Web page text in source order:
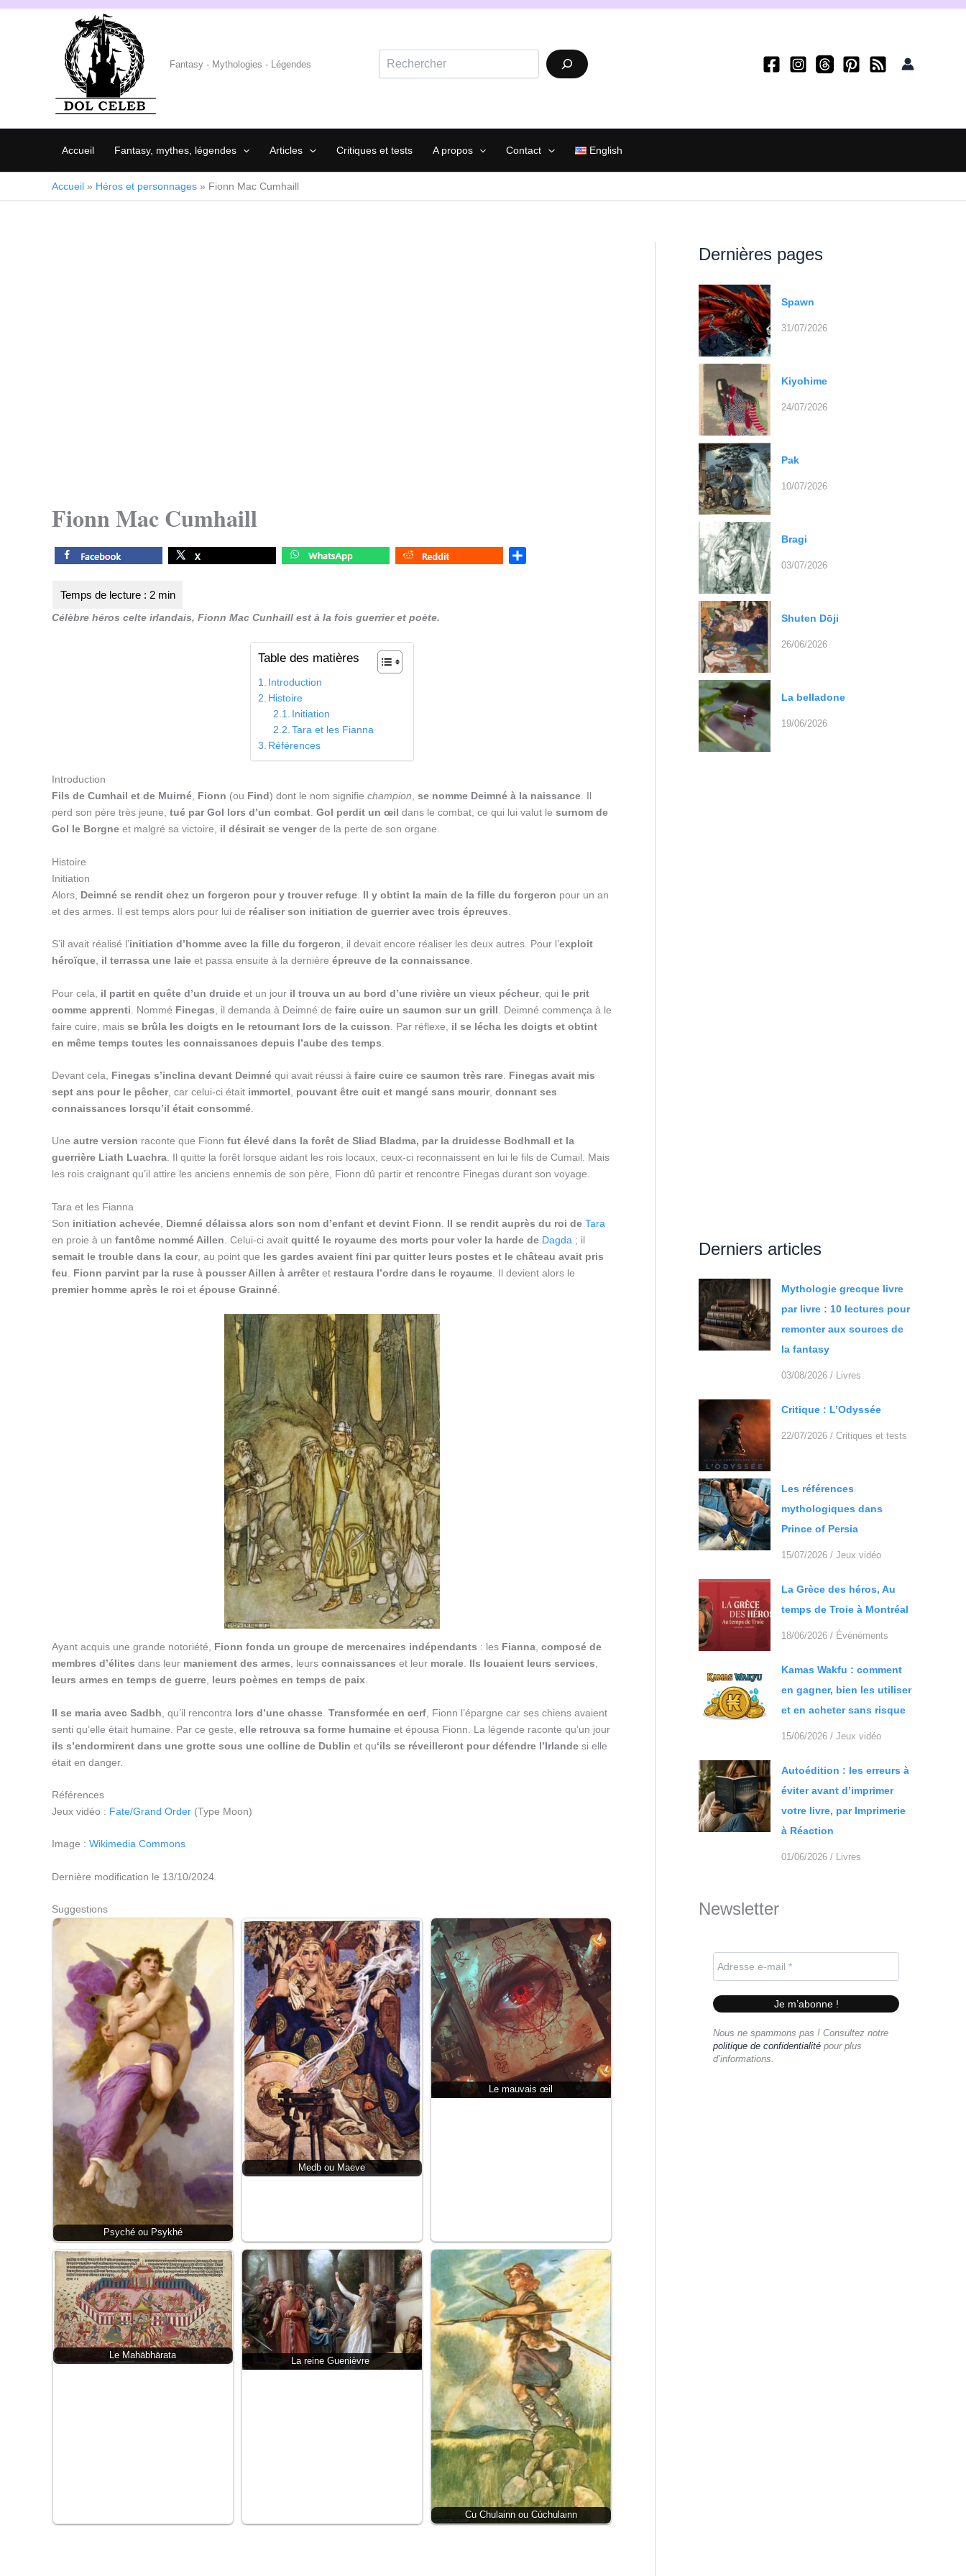
Aller
Fantasy - Mythologies - Légendes
Accueil Fantasy, mythes, légendes Articles Critiques et tests A propos Contact English
Accueil » Héros et personnages » Fionn Mac Cumhaill
Fionn Mac Cumhaill
Célèbre héros celte irlandais, Fionn Mac Cunhaill est à la fois guerrier et poète.
Table des matières
Introduction
Histoire
Initiation
Tara et les Fianna
Références
Introduction
Fils de Cumhail et de Muirné, Fionn (ou Find) dont le nom signifie champion, se nomme Deimné à la naissance. Il
perd son père très jeune, tué par Gol lors d’un combat. Gol perdit un œil dans le combat, ce qui lui valut le surnom de
Gol le Borgne et malgré sa victoire, il désirait se vengerde la perte de son organe.
Histoire
Initiation
Alors, Deimné se rendit chez un forgeron pour y trouver refuge Il y obtint la main de la fille du forgeron pour un an
et des armes. Il est temps alors pour lui de réaliser son initiation de guerrier avec trois épreuves
S’il avait réalisé l’initiation d’homme avec la fille du forgeron , il devait encore réaliser les deux autres. Pour l’exploit
héroïque il terrassa une laie et passa ensuite à la dernière épreuve de la connaissance
Pour cela, il partit en quête d’un druide et un jour il trouva un au bord d’une rivière un vieux pécheur, qui le prit
comme apprenti . Nommé Finegas , il demanda à Deimné de faire cuire un saumon sur un grill . Deimné commença à le
faire cuire, mais se brûla les doigts en le retournant lors de la cuisson . Par réflexe, il se lécha les doigts et obtint
en même temps toutes les connaissances depuis l’aube des temps
Devant cela, Finegas s’inclina devant Deimné qui avait réussi à faire cuire ce saumon très rare Finegas avait mis
sept ans pour le pêcher, car celui-ci était immortel pouvant être cuit et mangé sans mourir, donnant ses
connaissances lorsqu’il était consommé
Une autre version raconte que Fionn fut élevé dans la forêt de Sliad Bladma, par la druidesse Bodhmall et la
guerrière Liath Luachra. Il quitte la forêt lorsque aidant les rois locaux, ceux-ci reconnaissent en lui le fils de Cumail. Mais
les rois craignant qu’il attire les anciens ennemis de son père, Fionn dû partir et rencontre Finegas durant son voyage.
Tara et les Fianna
Son initiation achevée Diemné délaissa alors son nom d’enfant et devint Fionn Il se rendit auprès du roi de Tara
en proie à un fantôme nommé Aillen . Celui-ci avait quitté le royaume des morts pour voler la harde de Dagda ; il
semait le trouble dans la cour, au point que les gardes avaient fini par quitter leurs postes et le château avait pris
feu
Fionn parvint par la ruse à pousser Aillen à arrêteret restaura l’ordre dans le royaume . Il devient alors le
premier homme après le roi et épouse Grainné
Ayant acquis une grande notoriété, Fionn fonda un groupe de mercenaires indépendants : les Fianna composé de
membres d’élites dans leur maniement des armes , leurs connaissances et leur morale Ils louaient leurs services
leurs armes en temps de guerre leurs poèmes en temps de paix
Il se maria avec Sadbh , qu’il rencontra lors d’une chasse Transformée en cerf , Fionn l’épargne car ses chiens avaient
senti qu’elle était humaine. Par ce geste, elle retrouva sa forme humaine et épousa Fionn. La légende raconte qu’un jour
ils s’endormirent dans une grotte sous une colline de Dublin et qu‘ils se réveilleront pour défendre l’Irlande si elle
était en danger.
Références
Jeux vidéo : Fate/Grand Order (Type Moon)
Image : Wikimedia Commons
Dernière modification le 13/10/2024.
Suggestions
Psyché ou Psykhé
Medb ou Maeve
Le mauvais œil
Le Mahābhārata
La reine Guenièvre
Cu Chulainn ou Cúchulainn
Dernières pages
Spawn
31/07/2026
Kiyohime
24/07/2026
Pak
10/07/2026
Bragi
03/07/2026
Shuten Dōji
26/06/2026
La belladone
19/06/2026
Derniers articles
Mythologie grecque livre
par livre : 10 lectures pour
remonter aux sources de
la fantasy
03/08/2026 / Livres
Critique : L’Odyssée
22/07/2026 / Critiques et tests
Les références
mythologiques dans
Prince of Persia
15/07/2026 / Jeux vidéo
La Grèce des héros, Au
temps de Troie à Montréal
18/06/2026 / Événéments
Kamas Wakfu : comment
en gagner, bien les utiliser
et en acheter sans risque
15/06/2026 / Jeux vidéo
Autoédition : les erreurs à
éviter avant d’imprimer
votre livre, par Imprimerie
à Réaction
01/06/2026 / Livres
Newsletter
Nous ne spammons pas ! Consultez notre
politique de confidentialité pour plus
d’informations.